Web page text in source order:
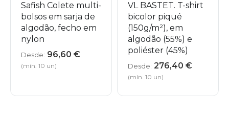
Safish Colete multi-
bolsos em sarja de
algodão, fecho em
nylon
Desde: 96,60 €
(mín. 10 un)
VL BASTET. T-shirt
bicolor piqué
(150g/m²), em
algodão (55%) e
poliéster (45%)
Desde: 276,40 €
(mín. 10 un)